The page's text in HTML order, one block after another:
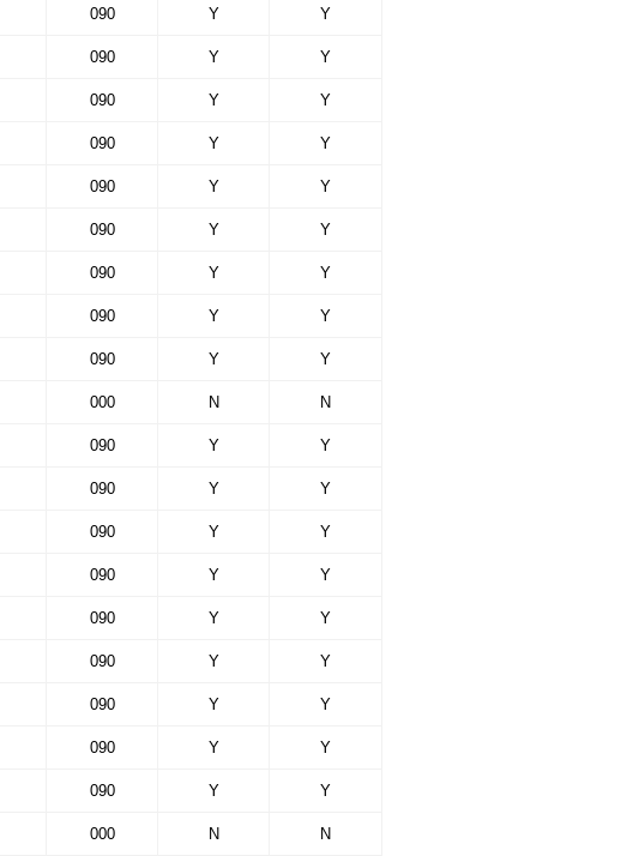
090 Y Y
090 Y Y
090 Y Y
090 Y Y
090 Y Y
090 Y Y
090 Y Y
090 Y Y
090 Y Y
000 N N
090 Y Y
090 Y Y
090 Y Y
090 Y Y
090 Y Y
090 Y Y
090 Y Y
090 Y Y
090 Y Y
000 N N